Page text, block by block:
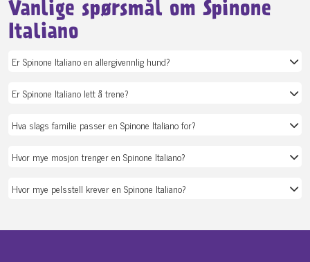
Vanlige spørsmål om Spinone
Italiano
Er Spinone Italiano en allergivennlig hund?
Er Spinone Italiano lett å trene?
Hva slags familie passer en Spinone Italiano for?
Hvor mye mosjon trenger en Spinone Italiano?
Hvor mye pelsstell krever en Spinone Italiano?